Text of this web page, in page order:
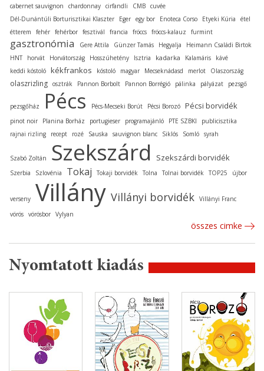
cabernet sauvignon chardonnay cirfandli CMB cuvée
Dél-Dunántúli Borturisztikai Klaszter
Eger egy bor Enoteca Corso Etyeki Kúria
étel
étterem
fehér fehérbor fesztivál francia fröccs fröccs-kalauz furmint
gasztronómia Gere Attila Günzer Tamás Hegyalja
Heimann Családi Birtok
HNT
horvát Horvátország Hosszúhetény Isztria kadarka Kalamáris
kávé
keddi kóstoló kékfrankos kóstoló magyar Mecseknádasd merlot Olaszország
olaszrizling osztrák Pannon Borbolt Pannon Borrégió pálinka pályázat pezsgő
pezsgőház Pécs Pécs-Mecseki Borút Pécsi Borozó Pécsi borvidék
pinot noir Planina Borház portugieser programajánló PTE SZBKI
publicisztika
rajnai rizling
recept rozé Sauska sauvignon blanc Siklós Somló syrah
Szabó Zoltán Szekszárd Szekszárdi borvidék
Szerbia Szlovénia Tokaj Tokaji borvidék Tolna Tolnai borvidék TOP25 újbor
verseny Villány Villányi borvidék Villányi Franc
vörös vörösbor Vylyan
összes cimke
Nyomtatott kiadás